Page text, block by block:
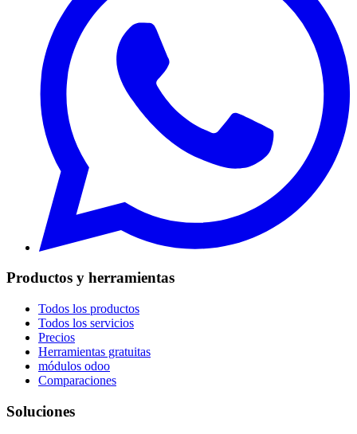
Productos y herramientas
Todos los productos
Todos los servicios
Precios
Herramientas gratuitas
módulos odoo
Comparaciones
Soluciones